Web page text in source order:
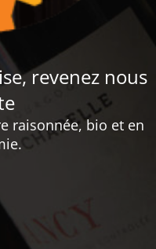
revenez nous
raisonnée, bio et en